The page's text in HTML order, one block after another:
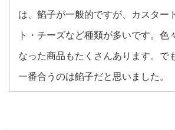
は、餡子が一般的ですが、カスター
ト・チーズなど種類が多いです。色
なった商品もたくさんあります。で
一番合うのは餡子だと思いました。